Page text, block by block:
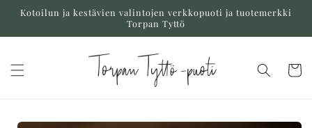
siirry
Kotoilun ja kestävien valintojen verkkopuoti ja tuotemerkki
Torpan Tyttö